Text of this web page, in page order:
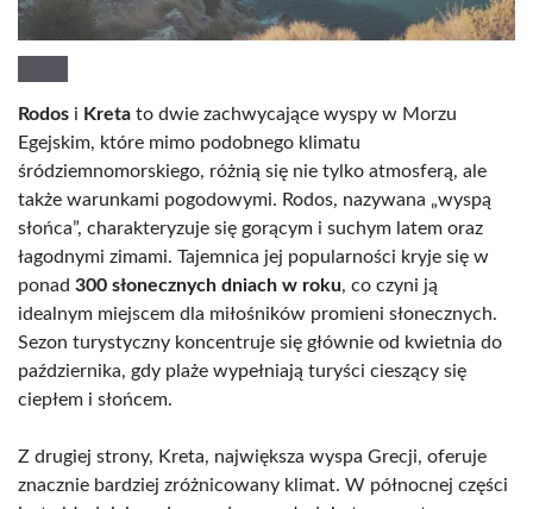
Rodos i Kreta to dwie zachwycające wyspy w Morzu
Egejskim, które mimo podobnego klimatu
śródziemnomorskiego, różnią się nie tylko atmosferą, ale
także warunkami pogodowymi. Rodos, nazywana „wyspą
słońca”, charakteryzuje się gorącym i suchym latem oraz
łagodnymi zimami. Tajemnica jej popularności kryje się w
ponad 300 słonecznych dniach w roku, co czyni ją
idealnym miejscem dla miłośników promieni słonecznych.
Sezon turystyczny koncentruje się głównie od kwietnia do
października, gdy plaże wypełniają turyści cieszący się
ciepłem i słońcem.
Z drugiej strony, Kreta, największa wyspa Grecji, oferuje
znacznie bardziej zróżnicowany klimat. W północnej części